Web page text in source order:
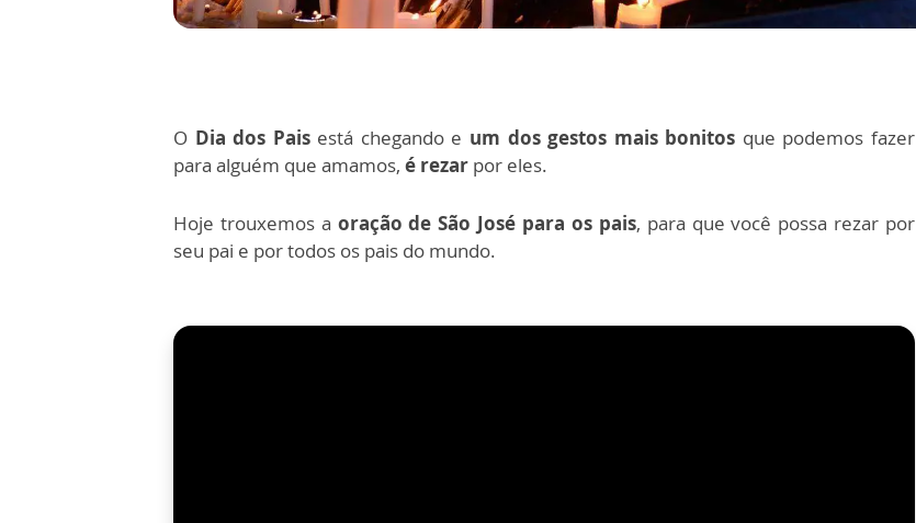
O Dia dos Paisestá chegando e um dos gestos mais bonitos que podemos fazer
para alguém que amamos, é rezar por eles.
Hoje trouxemos a oração de São José para os pais, para que você possa rezar por
seu pai e por todos os pais do mundo.